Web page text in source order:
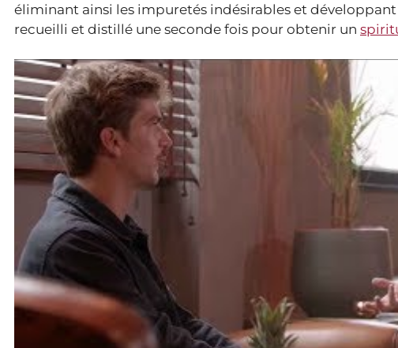
éliminant ainsi les impuretés indésirables et
recueilli et distillé une seconde fois pour obtenir un